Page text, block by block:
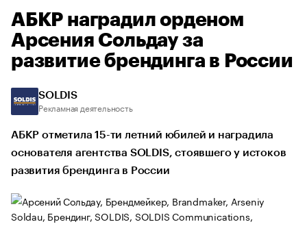
АБКР наградил орденом
Арсения Сольдау за
развитие брендинга в России
SOLDIS
Рекламная деятельность
АБКР отметила 15-ти летний юбилей и наградила
основателя агентства SOLDIS, стоявшего у истоков
развития брендинга в России